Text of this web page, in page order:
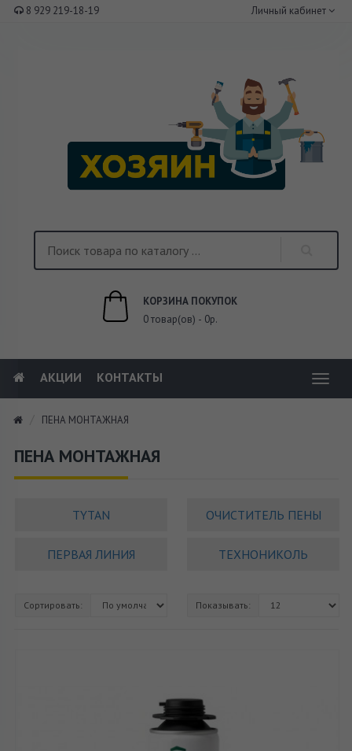
8 929 219-18-19 Личный кабинет
КОРЗИНА ПОКУПОК
0 товар(ов) - 0р.
АКЦИИ КОНТАКТЫ
ПЕНА МОНТАЖНАЯ
ПЕНА МОНТАЖНАЯ
TYTAN ОЧИСТИТЕЛЬ ПЕНЫ
ПЕРВАЯ ЛИНИЯ ТЕХНОНИКОЛЬ
Сортировать: Показывать: